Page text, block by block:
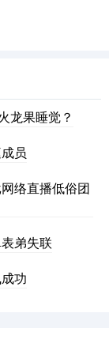
-0.57%
龙果睡觉？
员
络直播低俗团
弟失联
功